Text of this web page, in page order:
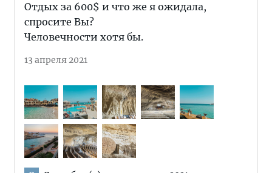
Отдых за 600$ и что же я ожидала,
спросите Вы?
Человечности хотя бы.
13 апреля 2021